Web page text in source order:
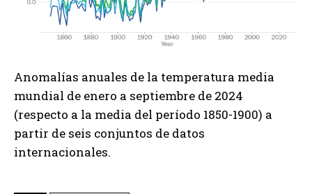
Anomalías anuales de la temperatura media
mundial de enero a septiembre de 2024
(respecto a la media del período 1850-1900) a
partir de seis conjuntos de datos
internacionales.